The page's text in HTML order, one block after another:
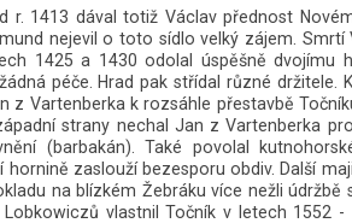
r. 1413 dával totiž Václav přednost
nejevil o toto sídlo velký zájem. Smrtí
1425 a 1430 odolal úspěšně dvojímu
péče. Hrad pak střídal různé držitele.
Vartenberka k rozsáhle přestavbě
strany nechal Jan z Vartenberka
(barbakán). Také povolal
zaslouží bezesporu obdiv. Další
na blízkém Žebráku více nežli údržbě
vlastnil Točník v letech 1552 -